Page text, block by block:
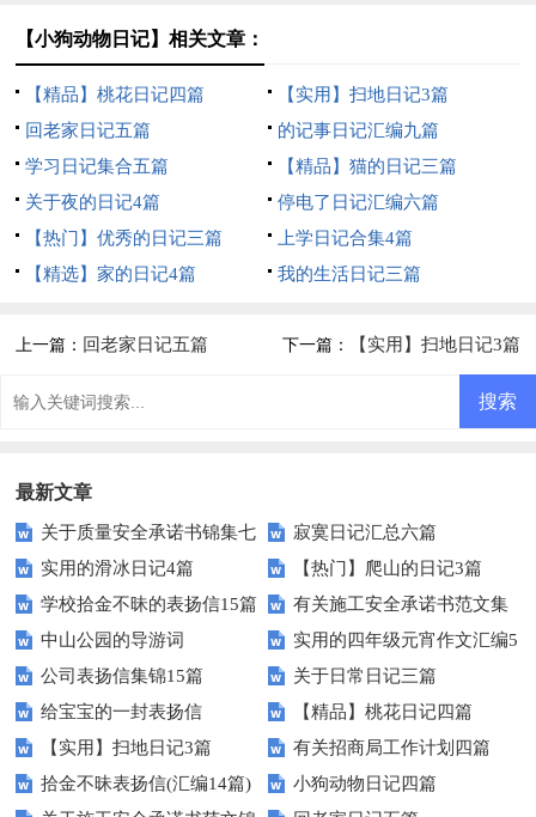
【小狗动物日记】相关文章：
【精品】桃花日记四篇
【实用】扫地日记3篇
回老家日记五篇
的记事日记汇编九篇
学习日记集合五篇
【精品】猫的日记三篇
关于夜的日记4篇
停电了日记汇编六篇
【热门】优秀的日记三篇
上学日记合集4篇
【精选】家的日记4篇
我的生活日记三篇
上一篇： 回老家日记五篇 下一篇： 【实用】扫地日记3篇
最新文章
关于质量安全承诺书锦集七
篇
寂寞日记汇总六篇
实用的滑冰日记4篇
【热门】爬山的日记3篇
学校拾金不昧的表扬信15篇
有关施工安全承诺书范文集
锦5篇
中山公园的导游词
实用的四年级元宵作文汇编5
篇
公司表扬信集锦15篇
关于日常日记三篇
给宝宝的一封表扬信
【精品】桃花日记四篇
【实用】扫地日记3篇
有关招商局工作计划四篇
拾金不昧表扬信(汇编14篇)
小狗动物日记四篇